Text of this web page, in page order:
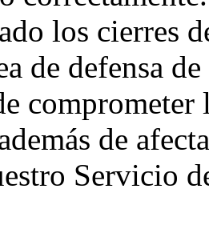
los cierres
de defensa
de
Servicio